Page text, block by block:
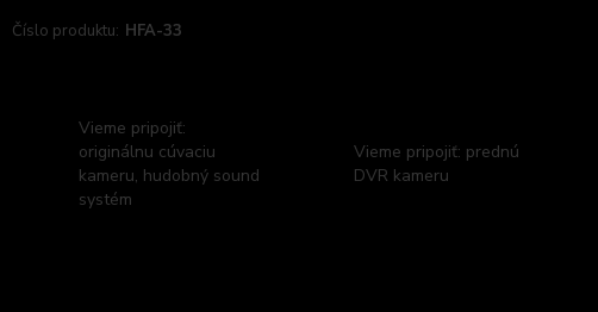
Číslo produktu: HFA-33
Vieme pripojiť:
originálnu cúvaciu
kameru, hudobný sound
systém
Vieme pripojiť: prednú
DVR kameru